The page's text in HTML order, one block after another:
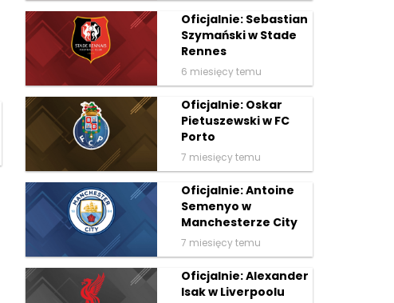
Oficjalnie: Sebastian
Szymański w Stade
Rennes
6 miesięcy temu
Oficjalnie: Oskar
Pietuszewski w FC
Porto
7 miesięcy temu
Oficjalnie: Antoine
Semenyo w
Manchesterze City
7 miesięcy temu
Oficjalnie: Alexander
Isak w Liverpoolu